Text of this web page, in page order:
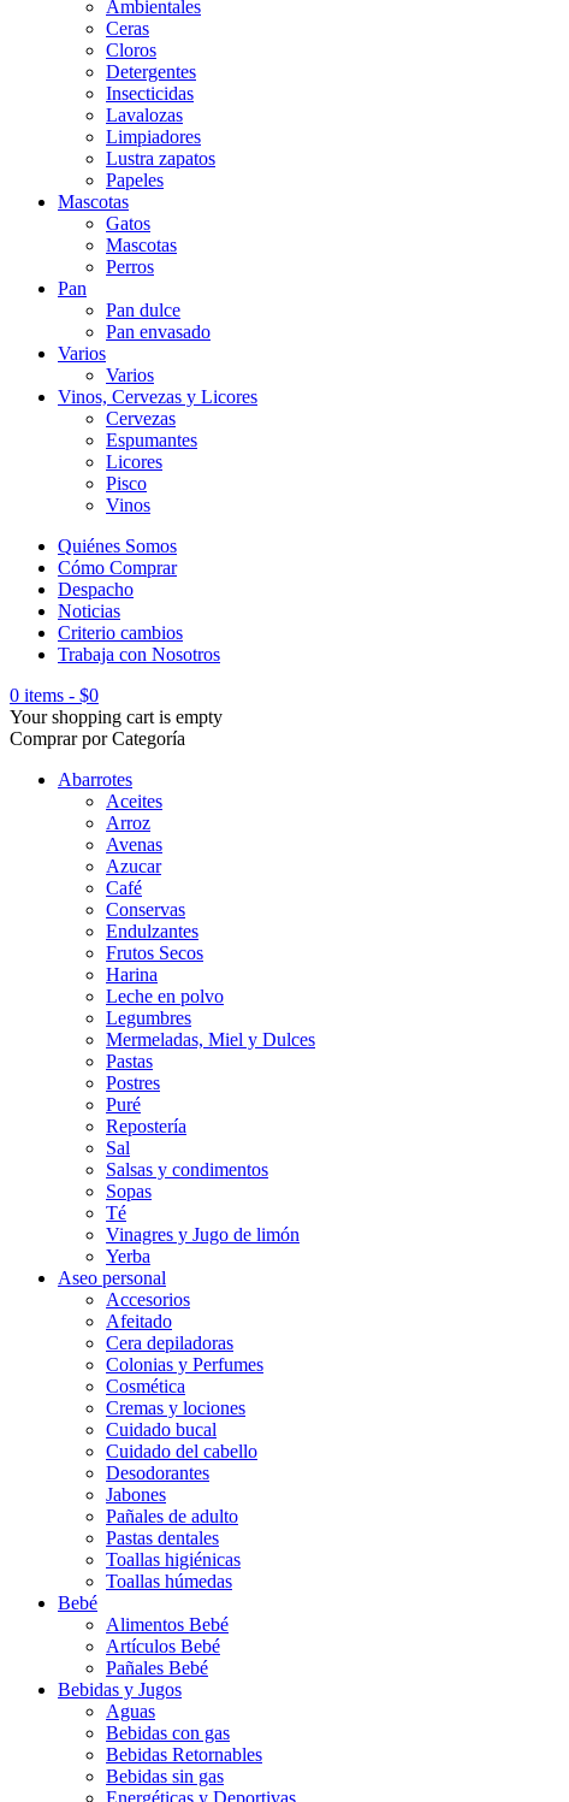
Ambientales
Ceras
Cloros
Detergentes
Insecticidas
Lavalozas
Limpiadores
Lustra zapatos
Papeles
Mascotas
Gatos
Mascotas
Perros
Pan
Pan dulce
Pan envasado
Varios
Varios
Vinos, Cervezas y Licores
Cervezas
Espumantes
Licores
Pisco
Vinos
Quiénes Somos
Cómo Comprar
Despacho
Noticias
Criterio cambios
Trabaja con Nosotros
0 items - $0
Your shopping cart is empty
Comprar por Categoría
Abarrotes
Aceites
Arroz
Avenas
Azucar
Café
Conservas
Endulzantes
Frutos Secos
Harina
Leche en polvo
Legumbres
Mermeladas, Miel y Dulces
Pastas
Postres
Puré
Repostería
Sal
Salsas y condimentos
Sopas
Té
Vinagres y Jugo de limón
Yerba
Aseo personal
Accesorios
Afeitado
Cera depiladoras
Colonias y Perfumes
Cosmética
Cremas y lociones
Cuidado bucal
Cuidado del cabello
Desodorantes
Jabones
Pañales de adulto
Pastas dentales
Toallas higiénicas
Toallas húmedas
Bebé
Alimentos Bebé
Artículos Bebé
Pañales Bebé
Bebidas y Jugos
Aguas
Bebidas con gas
Bebidas Retornables
Bebidas sin gas
Energéticas y Deportivas